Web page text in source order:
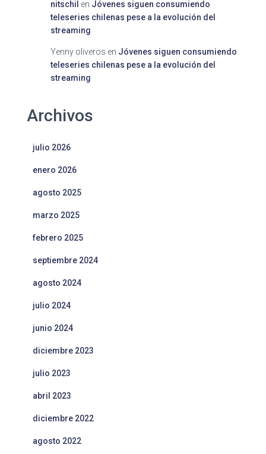
nitschil en Jóvenes siguen consumiendo
teleseries chilenas pese a la evolución del
streaming
Yenny oliveros en Jóvenes siguen consumiendo
teleseries chilenas pese a la evolución del
streaming
Archivos
julio 2026
enero 2026
agosto 2025
marzo 2025
febrero 2025
septiembre 2024
agosto 2024
julio 2024
junio 2024
diciembre 2023
julio 2023
abril 2023
diciembre 2022
agosto 2022